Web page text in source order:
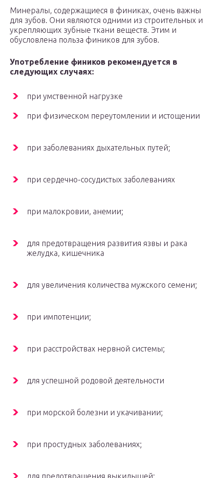
Минералы, содержащиеся в финиках, очень важны
для зубов. Они являются одними из строительных и
укрепляющих зубные ткани веществ. Этим и
обусловлена польза фиников для зубов.
Употребление фиников рекомендуется в
следующих случаях:
при умственной нагрузке
при физическом переутомлении и истощении
при заболеваниях дыхательных путей;
при сердечно-сосудистых заболеваниях
при малокровии, анемии;
для предотвращения развития язвы и рака
желудка, кишечника
для увеличения количества мужского семени;
при импотенции;
при расстройствах нервной системы;
для успешной родовой деятельности
при морской болезни и укачивании;
при простудных заболеваниях;
для предотвращения выкидышей;